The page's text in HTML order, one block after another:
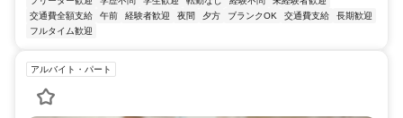
交通費全額支給
午前 経験者歓迎 夜間 夕方 ブランクOK 交通費支給
長期歓迎
フルタイム歓迎
アルバイト・パート